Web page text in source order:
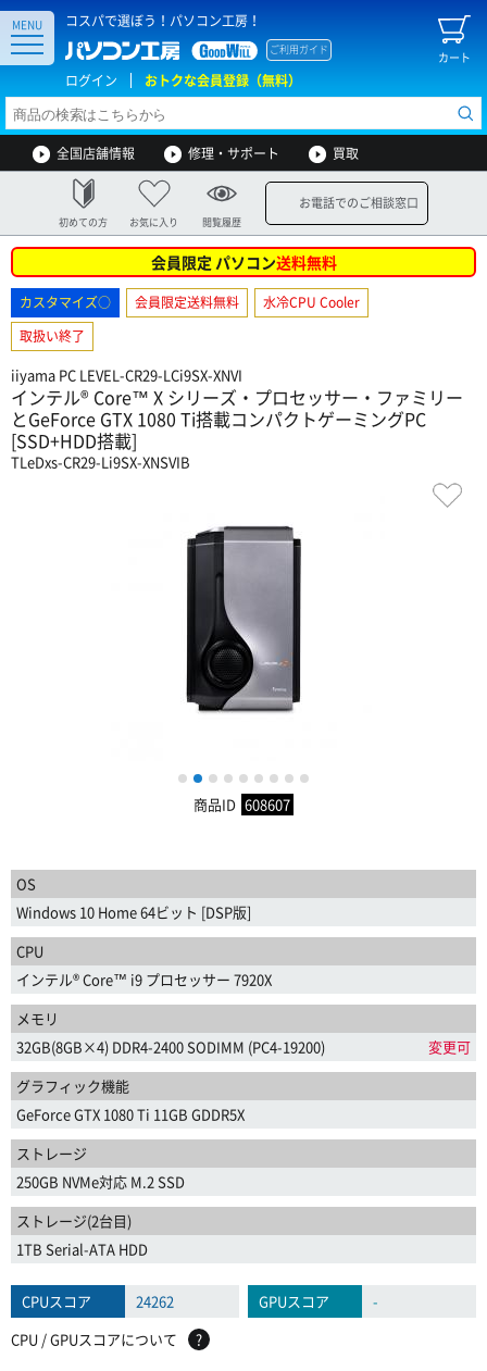
コスパで選ぼう！パソコン工房！
カート
ご利用ガイド
ログイン おトクな会員登録（無料）
MENU
全国店舗情報 修理・サポート 買取
初めての方 お気に入り 閲覧履歴
お電話でのご相談窓口
会員限定 パソコン送料無料
カスタマイズ○ 会員限定送料無料
水冷CPU Cooler
取扱い終了
iiyama PC LEVEL-CR29-LCi9SX-XNVI
インテル® Core™ X シリーズ・プロセッサー・ファミリー
とGeForce GTX 1080 Ti搭載コンパクトゲーミングPC
[SSD+HDD搭載]
TLeDxs-CR29-Li9SX-XNSVIB
1 2 3 4 5 6 7 8
商品ID 608607
OS
Windows 10 Home 64ビット [DSP版]
CPU
インテル® Core™ i9 プロセッサー 7920X
メモリ
32GB(8GB×4) DDR4-2400 SODIMM (PC4-19200)
変更可
グラフィック機能
GeForce GTX 1080 Ti 11GB GDDR5X
ストレージ
250GB NVMe対応 M.2 SSD
ストレージ(2台目)
1TB Serial-ATA HDD
CPUスコア 24262 GPUスコア
-
CPU / GPUスコアについて
?